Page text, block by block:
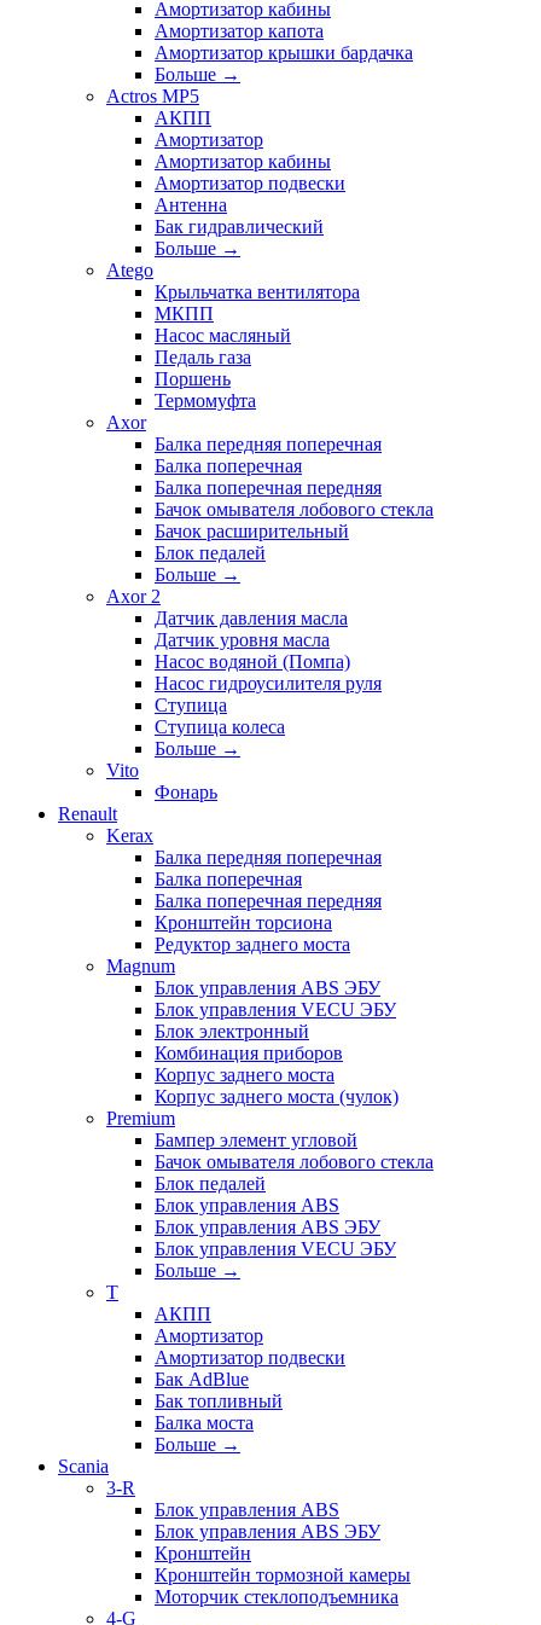
Амортизатор кабины
Амортизатор капота
Амортизатор крышки бардачка
Больше →
Actros MP5
АКПП
Амортизатор
Амортизатор кабины
Амортизатор подвески
Антенна
Бак гидравлический
Больше →
Atego
Крыльчатка вентилятора
МКПП
Насос масляный
Педаль газа
Поршень
Термомуфта
Axor
Балка передняя поперечная
Балка поперечная
Балка поперечная передняя
Бачок омывателя лобового стекла
Бачок расширительный
Блок педалей
Больше →
Axor 2
Датчик давления масла
Датчик уровня масла
Насос водяной (Помпа)
Насос гидроусилителя руля
Ступица
Ступица колеса
Больше →
Vito
Фонарь
Renault
Kerax
Балка передняя поперечная
Балка поперечная
Балка поперечная передняя
Кронштейн торсиона
Редуктор заднего моста
Magnum
Блок управления ABS ЭБУ
Блок управления VECU ЭБУ
Блок электронный
Комбинация приборов
Корпус заднего моста
Корпус заднего моста (чулок)
Premium
Бампер элемент угловой
Бачок омывателя лобового стекла
Блок педалей
Блок управления ABS
Блок управления ABS ЭБУ
Блок управления VECU ЭБУ
Больше →
T
АКПП
Амортизатор
Амортизатор подвески
Бак AdBlue
Бак топливный
Балка моста
Больше →
Scania
3-R
Блок управления ABS
Блок управления ABS ЭБУ
Кронштейн
Кронштейн тормозной камеры
Моторчик стеклоподъемника
4-G